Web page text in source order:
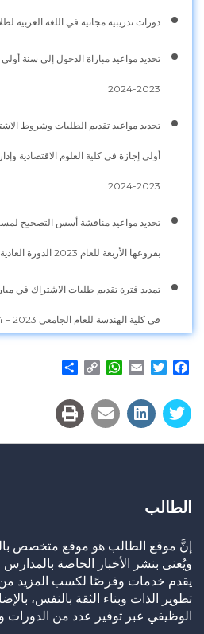
دورات تدريبية مجانية في اللغة العربية
تحديد مواعيد مباراة الدخول إلى سنة
2023-2024
تحديد مواعيد تقديم الطلبات وشروط
أولى إجازة في كلية العلوم الاقتصادية
2023-2024
تحديد مواعيد مناقشة أسس التصحيح
بفروعها الأربعة للعام 2023 الدورة العادية
تمديد فترة تقديم طلبات الاشتراك في
في كلية الهندسة للعام الجامعي 2023 – 2024
Facebook
Twitter
Email
WhatsApp
Copy
الطالب
إنَّ موقع الطالب هو موقع متخصص
ويُعنى بنشر الأخبار الخاصة
يقدم خدمات وفرصًا لكسب المزيد
تطوير الذات وبناء الثقة بالنفس،
الوظيفي عبر توفير عدد من